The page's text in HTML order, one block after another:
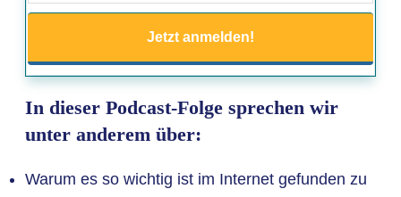
Jetzt anmelden!
In dieser Podcast-Folge sprechen wir
unter anderem über:
Warum es so wichtig ist im Internet gefunden zu